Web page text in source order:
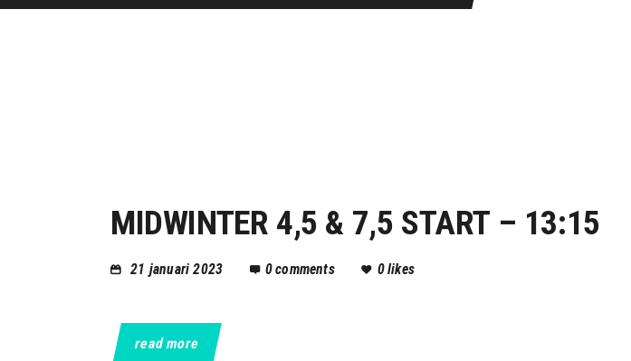
MIDWINTER 4,5 & 7,5 START – 13:15
21 januari 2023 0comments 0likes
read more